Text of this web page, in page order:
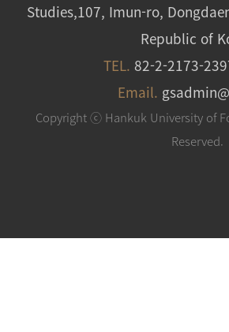
Studies,107, Imun-ro,
Republic of
TEL. 82-2-2173-
Email.
Copyright ⓒ Hankuk University of
Reserved.